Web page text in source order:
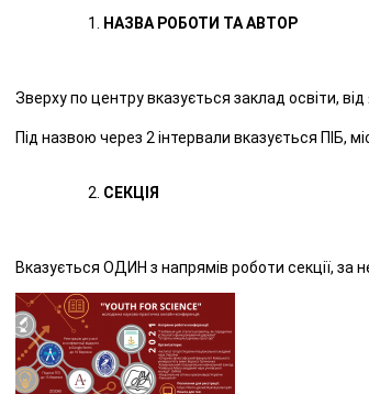
НАЗВА РОБОТИ ТА АВТОР
Зверху по центру вказується заклад освіти,
Під назвою через 2 інтервали вказується ПІБ,
СЕКЦІЯ
Вказується ОДИН з напрямів роботи секції, за